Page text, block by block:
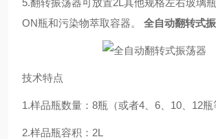
5.翻转振荡器可放置2L其他规格左右玻璃
ON瓶和污染物萃取容器。 全自动翻转式
技术特点
1.样品瓶数量：8瓶（或者4、6、10、12瓶
2.样品瓶容积：2L